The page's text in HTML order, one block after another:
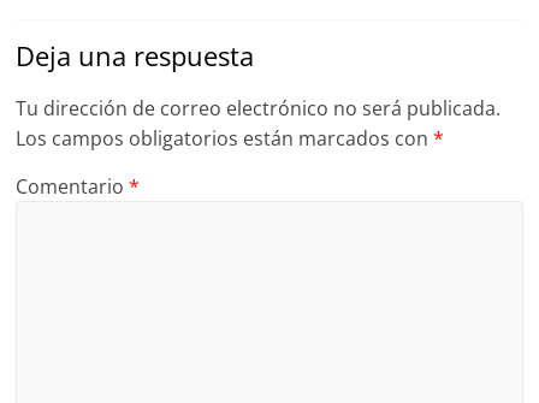
Deja una respuesta
Tu dirección de correo electrónico no será publicada.
Los campos obligatorios están marcados con*
Comentario*